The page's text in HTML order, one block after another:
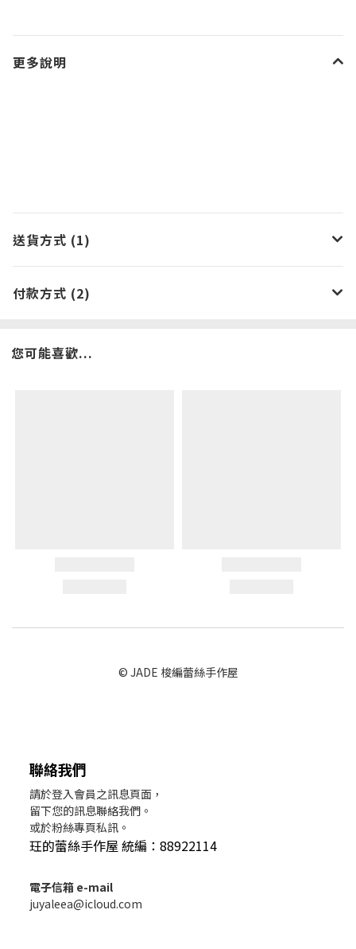
更多說明
送貨方式 (1)
付款方式 (2)
您可能喜歡...
© JADE 梭編蕾絲手作屋
聯絡我們
請於登入會員之訊息頁面，
留下您的訊息聯絡我們。
或於粉絲專頁私訊。
玨的蕾絲手作屋 統編：88922114
電子信箱 e-mail
juyaleea@icloud.com